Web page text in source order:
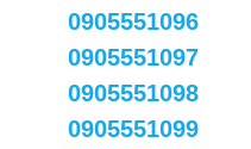
0905551096
0905551097
0905551098
0905551099